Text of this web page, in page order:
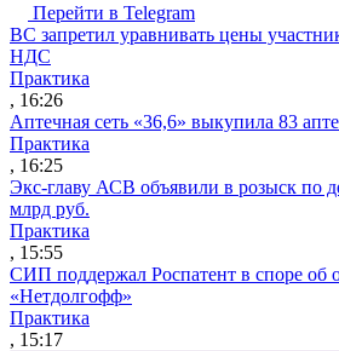
Перейти в Telegram
ВС запретил уравнивать цены
НДС
Практика
, 16:26
Аптечная сеть «36,6» выкупила 83
Практика
, 16:25
Экс-главу АСВ объявили в розыск по
млрд руб.
Практика
, 15:55
СИП поддержал Роспатент в споре об
«Нетдолгофф»
Практика
, 15:17